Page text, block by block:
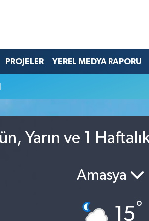
PROJELER YEREL MEDYA RAPORU
Yarın ve 1
Amasya
15°